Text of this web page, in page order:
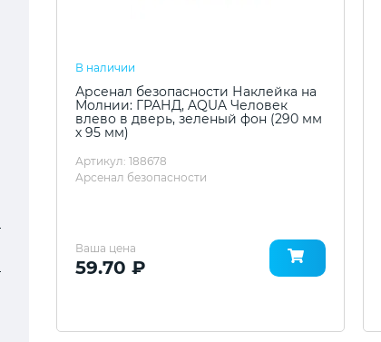
В наличии
Арсенал безопасности Наклейка на
Молнии: ГРАНД, AQUA Человек
влево в дверь, зеленый фон (290 мм
х 95 мм)
Артикул: 188678
Арсенал безопасности
Ваша цена
59.70 ₽